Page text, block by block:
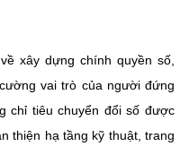
xây dựng chính quyền số,
vai trò của người đứng
chỉ tiêu chuyển đổi số được
thiện hạ tầng kỹ thuật, trang